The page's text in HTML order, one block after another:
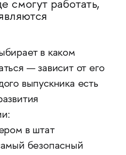
смогут работать,
в каком
— зависит от его
выпускника есть
в штат
безопасный